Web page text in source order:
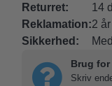
Returret:
14
Reklamation:2 år
Sikkerhed:
Brug
Skriv